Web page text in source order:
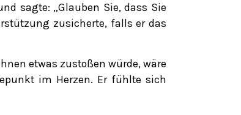
sagte: „Glauben Sie, dass Sie
zusicherte, falls er das
etwas zustoßen würde, wäre
im Herzen. Er fühlte sich